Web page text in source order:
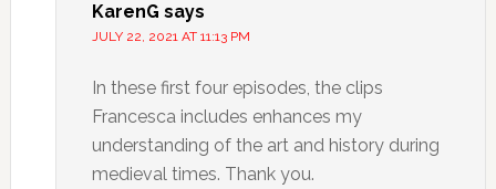
KarenG says
JULY 22, 2021 AT 11:13 PM
In these first four episodes, the clips
Francesca includes enhances my
understanding of the art and history during
medieval times. Thank you.